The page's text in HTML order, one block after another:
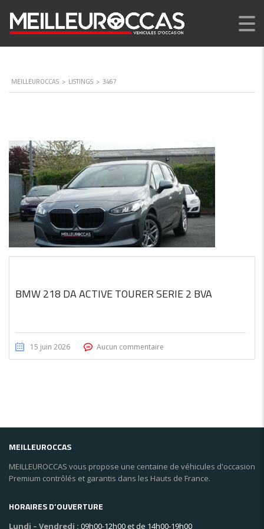
MEILLEUROCCAS > LISTINGS > 3467
BMW 218 DA ACTIVE TOURER SERIE 2 BVA
15 juin 2026 Aucun commentaire
MEILLEUROCCAS
MEILLEUROCCAS vous propose une centaine de véhicules d'occasion
Premium contrôlés et garantis dans les Hauts de France.
HORAIRES D’OUVERTURE
Lundi – Vendredi : 09h00-12h00 et de 14h00-19h00